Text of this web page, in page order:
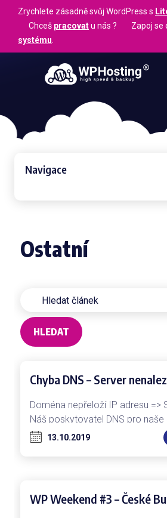
Zrychlete zásadně svůj WordPress s
Chceš pracovatu nás ? Zapoj se
systému
Navigace
Ostatní
HLEDAT
Chyba DNS – Server
Doména nepřeloží IP adresu =>
Náš poskytovatel DNS pro naše
Gransy s.r.o.) zjsitil, že Google…
13.10.2019
WP Weekend #3 – České